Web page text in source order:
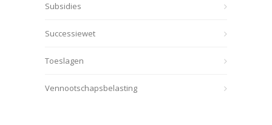
Subsidies
Successiewet
Toeslagen
Vennootschapsbelasting